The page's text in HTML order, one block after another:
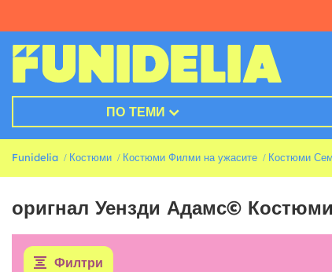
ПО ТЕМИ
Funidelia Костюми Костюми Филми на ужасите Костюми
оригнал Уензди Адамс© Костюми
Филтри